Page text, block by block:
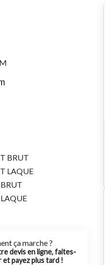
BRUT
LAQUE
ça marche ?
devis en ligne, faites-
et payez plus tard !